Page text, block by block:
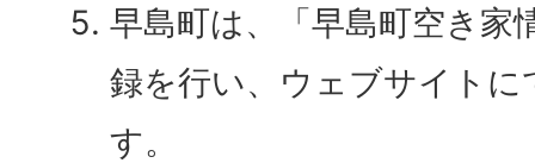
早島町は、「早島町空き家
録を行い、ウェブサイトに
す。